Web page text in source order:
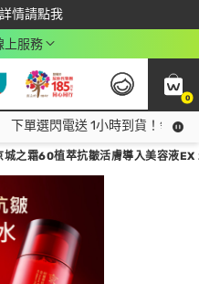
情請點我
回饋$350
上服務
0
下單選閃電送 1小時到貨！領神
城之霜60植萃抗皺活膚導入美容液